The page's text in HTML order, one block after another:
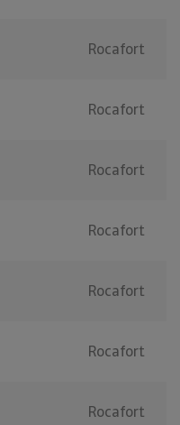
Rocafort
Rocafort
Rocafort
Rocafort
Rocafort
Rocafort
Rocafort